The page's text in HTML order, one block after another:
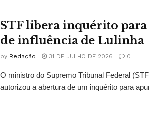
STF libera inquérito
de influência de Lulinha
by Redação 31 DE JULHO DE 2026 0
O ministro do Supremo Tribunal Federal
autorizou a abertura de um inquérito para